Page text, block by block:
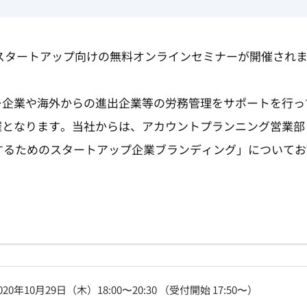
タートアップ向けの無料オンラインセミナーが開催され
業や海外からの進出企業等の労務管理をサポートを行
なります。当社からは、アカウントプランニング営業
ためのスタートアップ企業ブランディング」について
年10月29日（木）18:00〜20:30 （受付開始 17:50〜）